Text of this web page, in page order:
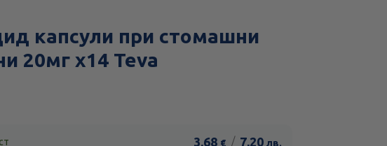
капсули при стомашни
20мг х14 Teva
3.68 € / 7,20 лв.